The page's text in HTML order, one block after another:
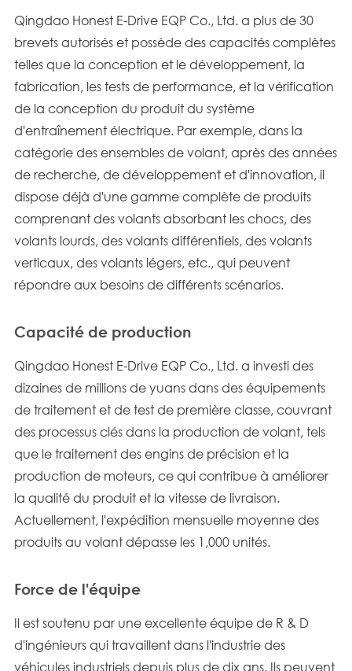
Qingdao Honest E-Drive EQP Co., Ltd. a plus de 30
brevets autorisés et possède des capacités complètes
telles que la conception et le développement, la
fabrication, les tests de performance, et la vérification
de la conception du produit du système
d'entraînement électrique. Par exemple, dans la
catégorie des ensembles de volant, après des années
de recherche, de développement et d'innovation, il
dispose déjà d'une gamme complète de produits
comprenant des volants absorbant les chocs, des
volants lourds, des volants différentiels, des volants
verticaux, des volants légers, etc., qui peuvent
répondre aux besoins de différents scénarios.
Capacité de production
Qingdao Honest E-Drive EQP Co., Ltd. a investi des
dizaines de millions de yuans dans des équipements
de traitement et de test de première classe, couvrant
des processus clés dans la production de volant, tels
que le traitement des engins de précision et la
production de moteurs, ce qui contribue à améliorer
la qualité du produit et la vitesse de livraison.
Actuellement, l'expédition mensuelle moyenne des
produits au volant dépasse les 1,000 unités.
Force de l'équipe
Il est soutenu par une excellente équipe de R & D
d'ingénieurs qui travaillent dans l'industrie des
véhicules industriels depuis plus de dix ans. Ils peuvent